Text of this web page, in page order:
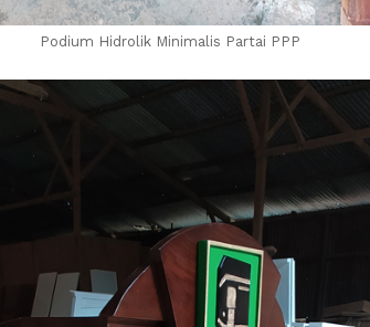
Podium Hidrolik Minimalis Partai PPP